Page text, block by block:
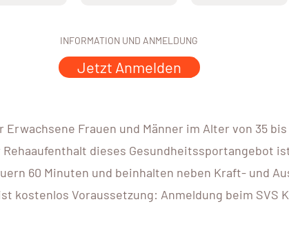
INFORMATION UND ANMELDUNG
Jetzt Anmelden
Frauen und Männer im Alter von 35
dieses Gesundheitssportangebot
60 Minuten und beinhalten neben Kraft- und
kostenlos Voraussetzung: Anmeldung beim SVS